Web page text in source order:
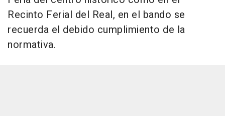
Recinto Ferial del Real, en el bando se
recuerda el debido cumplimiento de la
normativa.